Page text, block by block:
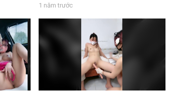
1 năm trước